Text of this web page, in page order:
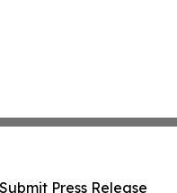
Submit Press Release